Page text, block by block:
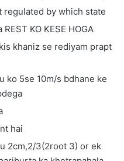
regulated by which state
KO KESE HOGA
khaniz se rediyam prapt
ko 5se 10m/s bdhane ke
hai
2cm,2/3(2root 3) or ek